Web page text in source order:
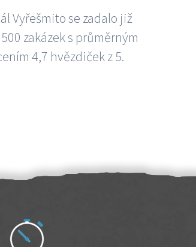
Vyřešmito se zadalo již
zakázek s průměrným
4,7 hvězdiček z 5.